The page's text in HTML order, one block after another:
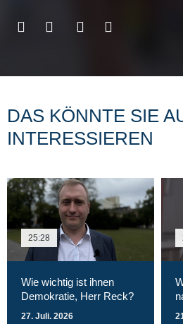
DAS KÖNNTE SIE
INTERESSIEREN
25:28
Wie wichtig ist ihnen
Demokratie, Herr Reck?
27. Juli. 2026